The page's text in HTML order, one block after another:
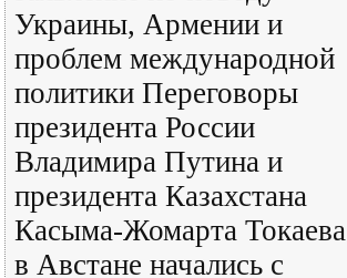
Украины, Армении и
проблем международной
политики Переговоры
президента России
Владимира Путина и
президента Казахстана
Касыма-Жомарта Токаева
в Австане начались с